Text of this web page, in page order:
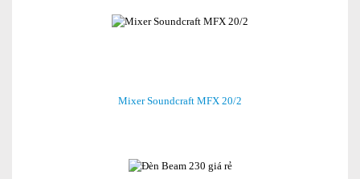
Mixer Soundcraft MFX 20/2